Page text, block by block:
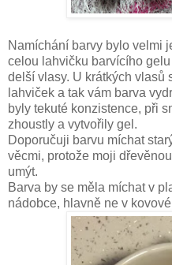
Namíchání barvy bylo velmi
celou lahvičku barvícího
delší vlasy. U krátkých vlasů
lahviček a tak vám barva
byly tekuté konzistence, při
zhoustly a vytvořily gel.
Doporučuji barvu míchat
věcmi, protože moji
umýt.
Barva by se měla míchat v
nádobce, hlavně ne v